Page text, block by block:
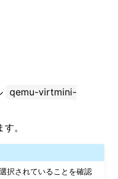
qemu-virtmini-
。
択されていることを確認